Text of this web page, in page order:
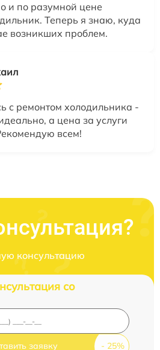
и по разумной цене
Теперь я знаю, куда
возникших проблем.
с ремонтом холодильника -
а цена за услуги
всем!
консультацию
со
заявку